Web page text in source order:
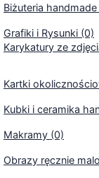
Biżuteria handmade
Grafiki i Rysunki (0)
Karykatury ze
Kartki
Kubki i ceramika
Makramy (0)
Obrazy ręcznie